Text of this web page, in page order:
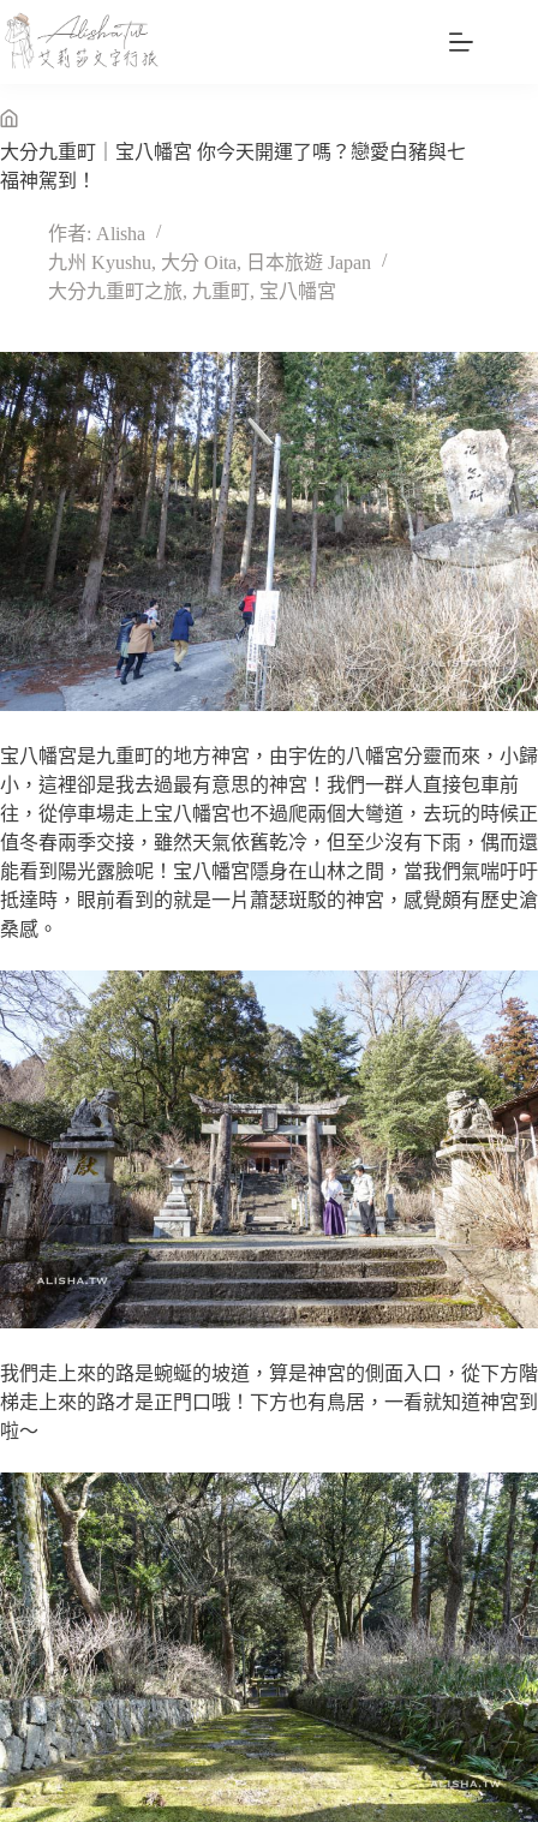
跳
至
主
內
容
無
標
大分九重町｜宝八幡宮 你今天開運了嗎？戀愛白豬與七
福神駕到！
作者: Alisha
九州 Kyushu, 大分 Oita, 日本旅遊 Japan
大分九重町之旅, 九重町, 宝八幡宮
宝八幡宮是九重町的地方神宮，由宇佐的八幡宮分靈而來，小歸
小，這裡卻是我去過最有意思的神宮！我們一群人直接包車前
往，從停車場走上宝八幡宮也不過爬兩個大彎道，去玩的時候正
值冬春兩季交接，雖然天氣依舊乾冷，但至少沒有下雨，偶而還
能看到陽光露臉呢！宝八幡宮隱身在山林之間，當我們氣喘吁吁
抵達時，眼前看到的就是一片蕭瑟斑駁的神宮，感覺頗有歷史滄
桑感。
我們走上來的路是蜿蜒的坡道，算是神宮的側面入口，從下方階
梯走上來的路才是正門口哦！下方也有鳥居，一看就知道神宮到
啦～